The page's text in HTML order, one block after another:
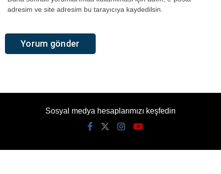
adresim ve site adresim bu tarayıcıya kaydedilsin.
Sosyal medya hesaplarımızı keşfedin